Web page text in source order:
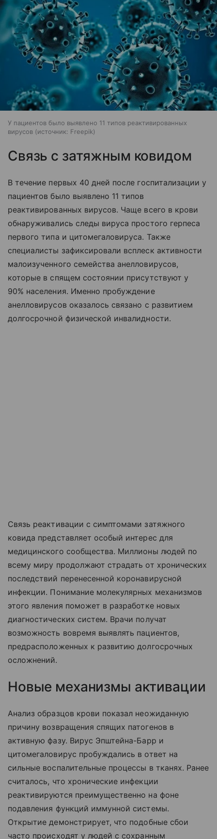
У пациентов было выявлено 11 типов реактивированных
вирусов
источник: Freepik
Связь с затяжным ковидом
В течение первых 40 дней после госпитализации у
пациентов было выявлено 11 типов
реактивированных вирусов. Чаще всего в крови
обнаруживались следы вируса простого герпеса
первого типа и цитомегаловируса. Также
специалисты зафиксировали всплеск активности
малоизученного семейства анелловирусов,
которые в спящем состоянии присутствуют у
90% населения. Именно пробуждение
анелловирусов оказалось связано с развитием
долгосрочной физической инвалидности.
Связь реактивации с симптомами затяжного
ковида представляет особый интерес для
медицинского сообщества. Миллионы людей по
всему миру продолжают страдать от хронических
последствий перенесенной коронавирусной
инфекции. Понимание молекулярных механизмов
этого явления поможет в разработке новых
диагностических систем. Врачи получат
возможность вовремя выявлять пациентов,
предрасположенных к развитию долгосрочных
осложнений.
Новые механизмы активации
Анализ образцов крови показал неожиданную
причину возвращения спящих патогенов в
активную фазу. Вирус Эпштейна-Барр и
цитомегаловирус пробуждались в ответ на
сильные воспалительные процессы в тканях. Ранее
считалось, что хронические инфекции
реактивируются преимущественно на фоне
подавления функций иммунной системы.
Открытие демонстрирует, что подобные сбои
часто происходят у людей с сохранным